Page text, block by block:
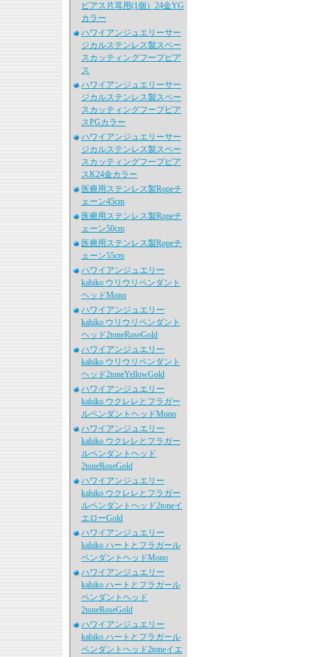
ピアス片耳用(1個）24金YG
カラー
ハワイアンジュエリーサー
ジカルステンレス製スペー
スカッティングフープピア
ス
ハワイアンジュエリーサー
ジカルステンレス製スペー
スカッティングフープピア
スPGカラー
ハワイアンジュエリーサー
ジカルステンレス製スペー
スカッティングフープピア
スK24金カラー
医療用ステンレス製Ropeチ
ェーン45cm
医療用ステンレス製Ropeチ
ェーン50cm
医療用ステンレス製Ropeチ
ェーン55cm
ハワイアンジュエリー
kahiko ウリウリペンダント
ヘッドMono
ハワイアンジュエリー
kahiko ウリウリペンダント
ヘッド2toneRoseGold
ハワイアンジュエリー
kahiko ウリウリペンダント
ヘッド2toneYellowGold
ハワイアンジュエリー
kahiko ウクレレとフラガー
ルペンダントヘッドMono
ハワイアンジュエリー
kahiko ウクレレとフラガー
ルペンダントヘッド
2toneRoseGold
ハワイアンジュエリー
kahiko ウクレレとフラガー
ルペンダントヘッド2toneイ
エローGold
ハワイアンジュエリー
kahiko ハートとフラガール
ペンダントヘッドMono
ハワイアンジュエリー
kahiko ハートとフラガール
ペンダントヘッド
2toneRoseGold
ハワイアンジュエリー
kahiko ハートとフラガール
ペンダントヘッド2toneイエ